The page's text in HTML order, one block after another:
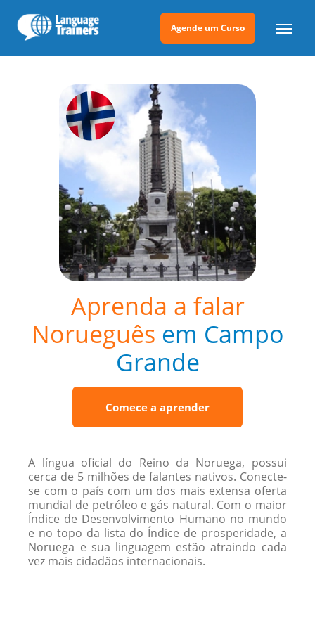
Agende um Curso
Aprenda a falar
Norueguês em Campo
Grande
Comece a aprender
A língua oficial do Reino da Noruega, possui
cerca de 5 milhões de falantes nativos. Conecte-
se com o país com um dos mais extensa oferta
mundial de petróleo e gás natural. Com o maior
Índice de Desenvolvimento Humano no mundo
e no topo da lista do Índice de prosperidade, a
Noruega e sua linguagem estão atraindo cada
vez mais cidadãos internacionais.